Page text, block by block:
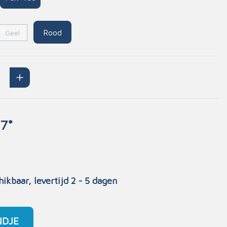
Geel Rood
levertijd 2 - 5 dagen